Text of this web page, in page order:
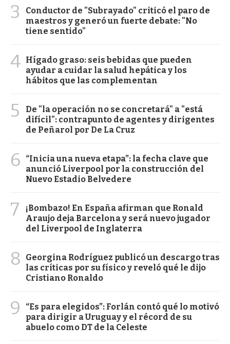
3
Conductor de "Subrayado" criticó el paro de
maestros y generó un fuerte debate: "No
tiene sentido"
4 Hígado graso: seis bebidas que pueden
ayudar a cuidar la salud hepática y los
hábitos que las complementan
5
De "la operación no se concretará" a "está
difícil": contrapunto de agentes y dirigentes
de Peñarol por De La Cruz
6
“Inicia una nueva etapa”: la fecha clave que
anunció Liverpool por la construcción del
Nuevo Estadio Belvedere
7
¡Bombazo! En España afirman que Ronald
Araujo deja Barcelona y será nuevo jugador
del Liverpool de Inglaterra
8
Georgina Rodríguez publicó un descargo tras
las críticas por su físico y reveló qué le dijo
Cristiano Ronaldo
9
“Es para elegidos”: Forlán contó qué lo motivó
para dirigir a Uruguay y el récord de su
abuelo como DT de la Celeste